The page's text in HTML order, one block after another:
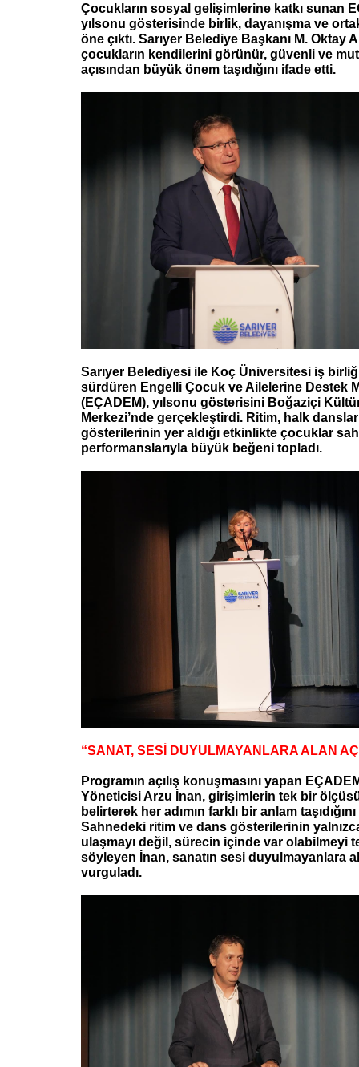
Çocukların sosyal gelişimlerine katkı sunan
yılsonu gösterisinde birlik, dayanışma ve
öne çıktı. Sarıyer Belediye Başkanı M. Oktay
çocukların kendilerini görünür, güvenli ve
açısından büyük önem taşıdığını ifade etti.
Sarıyer Belediyesi ile Koç Üniversitesi iş
sürdüren Engelli Çocuk ve Ailelerine Destek
(EÇADEM), yılsonu gösterisini Boğaziçi
Merkezi’nde gerçekleştirdi. Ritim, halk
gösterilerinin yer aldığı etkinlikte çocuklar
performanslarıyla büyük beğeni topladı.
“SANAT, SESİ DUYULMAYANLARA ALAN
Programın açılış konuşmasını yapan
Yöneticisi Arzu İnan, girişimlerin tek bir ölçüsü
belirterek her adımın farklı bir anlam
Sahnedeki ritim ve dans gösterilerinin
ulaşmayı değil, sürecin içinde var olabilmeyi
söyleyen İnan, sanatın sesi duyulmayanlara
vurguladı.